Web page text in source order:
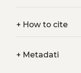
+How to cite
+Metadati